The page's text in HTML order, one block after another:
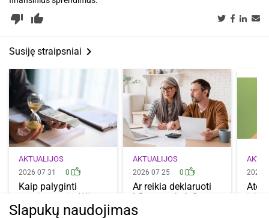
thumb_up_alt
thumb_down_alt
Susiję straipsniai keyboard_arrow_right
AKTUALIJOS
2026 07 31 0
Kaip palyginti
terminuotų indėlių
palūkanas? Į ką…
AKTUALIJOS
2026 07 25 0
Ar reikia deklaruoti
būsto paskolą?
Kada tai…
2026
Slapukų naudojimas